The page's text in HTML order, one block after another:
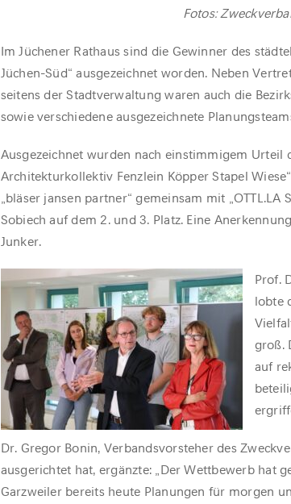
Fotos:
Im Jüchener Rathaus sind die Gewinner des
Jüchen-Süd“ ausgezeichnet worden. Neben
seitens der Stadtverwaltung waren auch die
sowie verschiedene ausgezeichnete
Ausgezeichnet wurden nach einstimmigem Urteil
Architekturkollektiv Fenzlein Köpper Stapel
„bläser jansen partner“ gemeinsam mit
Sobiech auf dem 2. und 3. Platz. Eine
Junker.
Prof.
lobte
groß.
auf
Dr. Gregor Bonin, Verbandsvorsteher des
ausgerichtet hat, ergänzte: „Der Wettbewerb hat
Garzweiler bereits heute Planungen für morgen